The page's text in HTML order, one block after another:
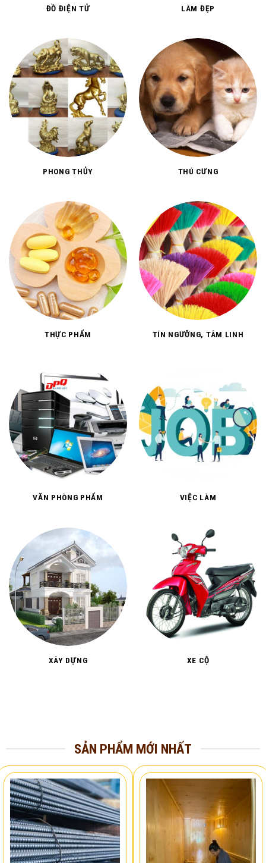
ĐỒ ĐIỆN TỬ LÀM ĐẸP
PHONG THỦY THÚ CƯNG
THỰC PHẨM TÍN NGƯỠNG, TÂM LINH
VĂN PHÒNG PHẨM VIỆC LÀM
XÂY DỰNG XE CỘ
SẢN PHẨM MỚI NHẤT